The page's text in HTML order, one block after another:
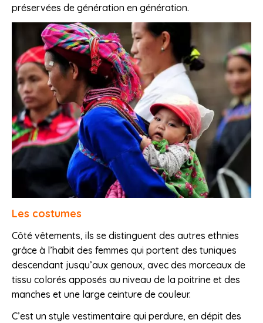
préservées de génération en génération.
Les costumes
Côté vêtements, ils se distinguent des autres ethnies
grâce à l’habit des femmes qui portent des tuniques
descendant jusqu’aux genoux, avec des morceaux de
tissu colorés apposés au niveau de la poitrine et des
manches et une large ceinture de couleur.
C’est un style vestimentaire qui perdure, en dépit des